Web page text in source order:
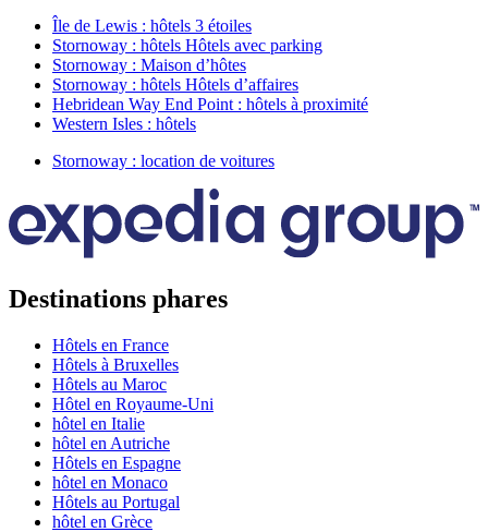
Île de Lewis : hôtels 3 étoiles
Stornoway : hôtels Hôtels avec parking
Stornoway : Maison d’hôtes
Stornoway : hôtels Hôtels d’affaires
Hebridean Way End Point : hôtels à proximité
Western Isles : hôtels
Stornoway : location de voitures
Destinations phares
Hôtels en France
Hôtels à Bruxelles
Hôtels au Maroc
Hôtel en Royaume-Uni
hôtel en Italie
hôtel en Autriche
Hôtels en Espagne
hôtel en Monaco
Hôtels au Portugal
hôtel en Grèce